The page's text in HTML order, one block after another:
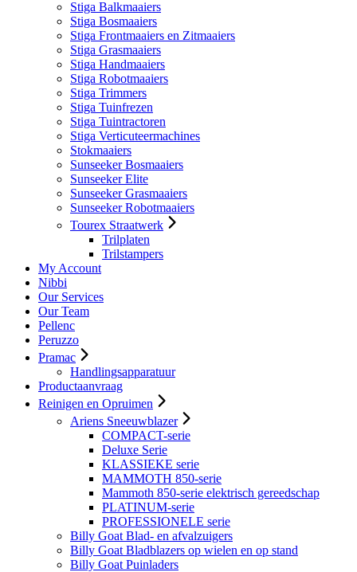
Stiga Balkmaaiers
Stiga Bosmaaiers
Stiga Frontmaaiers en Zitmaaiers
Stiga Grasmaaiers
Stiga Handmaaiers
Stiga Robotmaaiers
Stiga Trimmers
Stiga Tuinfrezen
Stiga Tuintractoren
Stiga Verticuteermachines
Stokmaaiers
Sunseeker Bosmaaiers
Sunseeker Elite
Sunseeker Grasmaaiers
Sunseeker Robotmaaiers
Tourex Straatwerk
Trilplaten
Trilstampers
My Account
Nibbi
Our Services
Our Team
Pellenc
Peruzzo
Pramac
Handlingsapparatuur
Productaanvraag
Reinigen en Opruimen
Ariens Sneeuwblazer
COMPACT-serie
Deluxe Serie
KLASSIEKE serie
MAMMOTH 850-serie
Mammoth 850-serie elektrisch gereedschap
PLATINUM-serie
PROFESSIONELE serie
Billy Goat Blad- en afvalzuigers
Billy Goat Bladblazers op wielen en op stand
Billy Goat Puinladers